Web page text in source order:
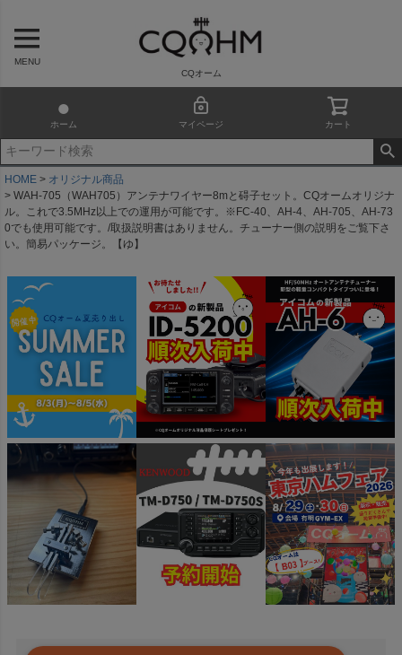
MENU
CQオーム
ホーム マイページ カート
HOME
オリジナル商品
WAH-705（WAH705）アンテナワイヤー8mと碍子セット。CQオームオリジナ
ル。これで3.5MHz以上での運用が可能です。※FC-40、AH-4、AH-705、AH-73
0でも使用可能です。/取扱説明書はありません。チューナー側の説明をご覧下さ
い。簡易パッケージ。【ゆ】